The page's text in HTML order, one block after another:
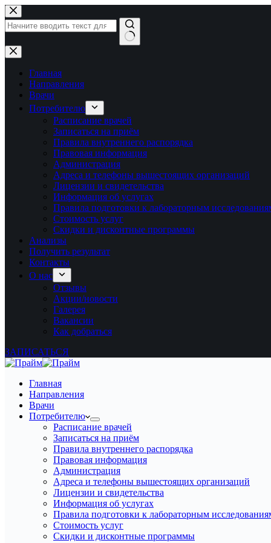
Перейти
к
сути
Ничего
не
найденоГлавная
Направления
Врачи
Потребителю
Расписание врачей
Записаться на приём
Правила внутреннего распорядка
Правовая информация
Администрация
Адреса и телефоны вышестоящих организаций
Лицензии и свидетельства
Информация об услугах
Правила подготовки к лабораторным
Стоимость услуг
Скидки и дисконтные программы
Анализы
Получить результат
Контакты
О нас
Отзывы
Акции/новости
Галерея
Вакансии
Как добраться
ЗАПИСАТЬСЯ
Главная
Направления
Врачи
Потребителю
Расписание врачей
Записаться на приём
Правила внутреннего распорядка
Правовая информация
Администрация
Адреса и телефоны вышестоящих организаций
Лицензии и свидетельства
Информация об услугах
Правила подготовки к лабораторным
Стоимость услуг
Скидки и дисконтные программы